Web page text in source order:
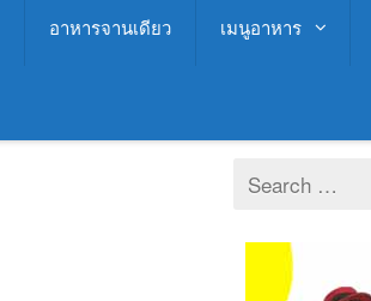
อาหารจานเดียว เมนูอาหาร
Search
for